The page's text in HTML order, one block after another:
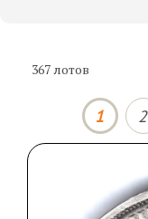
367лотов
1 2